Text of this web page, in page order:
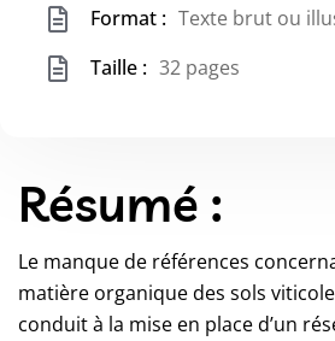
Format : Texte brut ou
Taille : 32 pages
Résumé :
Le manque de références
matière organique des sols
conduit à la mise en place d’un